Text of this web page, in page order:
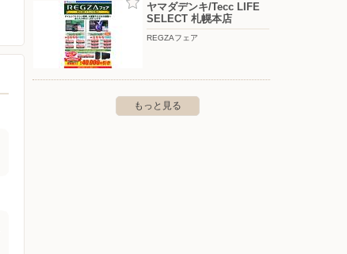
ヤマダデンキ/Tecc LIFE
SELECT 札幌本店
REGZAフェア
もっと見る